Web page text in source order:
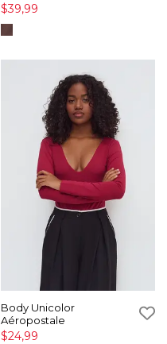
$39,99
Body Unicolor
Aéropostale
$24,99